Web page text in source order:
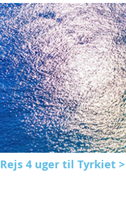
Rejs 4 uger til Tyrkiet >